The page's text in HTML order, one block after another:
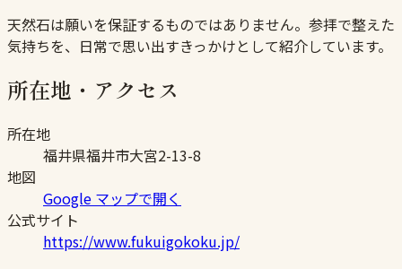
天然石は願いを保証するものではありません。参拝で整えた
気持ちを、日常で思い出すきっかけとして紹介しています。
所在地・アクセス
所在地
福井県福井市大宮2-13-8
地図
Google マップで開く
公式サイト
https://www.fukuigokoku.jp/